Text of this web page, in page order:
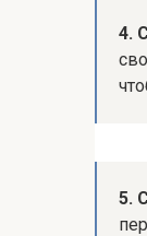
4.
5.